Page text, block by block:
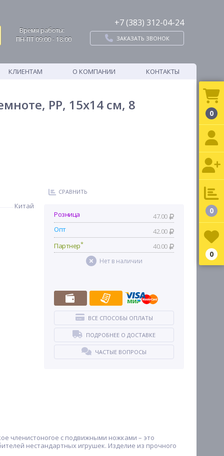
Время работы:
ПН-ПТ 09:00 - 18:00
+7 (383) 312-04-24
ЗАКАЗАТЬ ЗВОНОК
КЛИЕНТАМ О КОМПАНИИ КОНТАКТЫ
PP, 15х14 см, 8
Китай
СРАВНИТЬ
Розница
47.00
Опт
42.00
Партнер* 40.00
Нет в наличии
ВСЕ СПОСОБЫ ОПЛАТЫ
ПОДРОБНЕЕ О ДОСТАВКЕ
ЧАСТЫЕ ВОПРОСЫ
членистоногое с подвижными ножками – это
нестандартных игрушек. Изделие из прочного
0
0
0